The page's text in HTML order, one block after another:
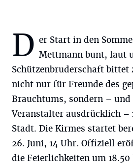
D er Start in den
Mettmann bunt, laut
Schützenbruderschaft bittet
nicht nur für Freunde des
Brauchtums, sondern – und
Veranstalter ausdrücklich –
Stadt. Die Kirmes startet
26. Juni, 14 Uhr. Offiziell
die Feierlichkeiten um